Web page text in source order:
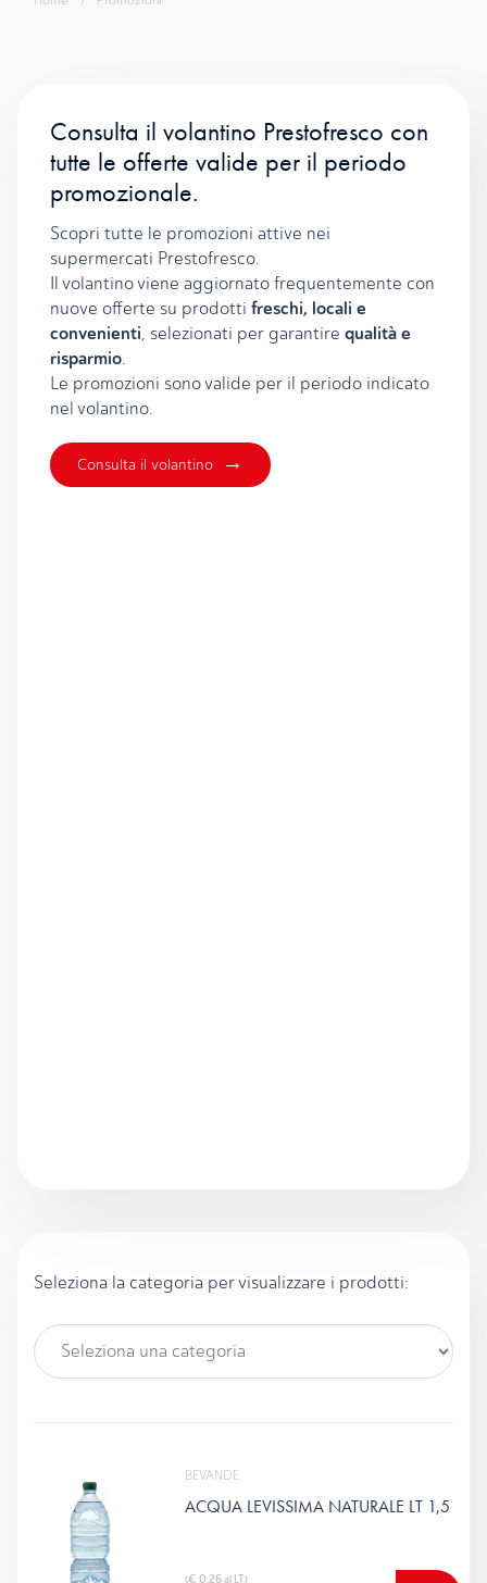
Consulta il volantino Prestofresco con
tutte le offerte valide per il periodo
promozionale.
Scopri tutte le promozioni attive nei
supermercati Prestofresco.
Il volantino viene aggiornato frequentemente con
nuove offerte su prodotti freschi, locali e
convenienti, selezionati per garantire qualità e
risparmio.
Le promozioni sono valide per il periodo indicato
nel volantino.
Consulta il volantino →
Seleziona la categoria per visualizzare i prodotti:
BEVANDE
ACQUA LEVISSIMA NATURALE LT 1,5
(€ 0,26 al LT)